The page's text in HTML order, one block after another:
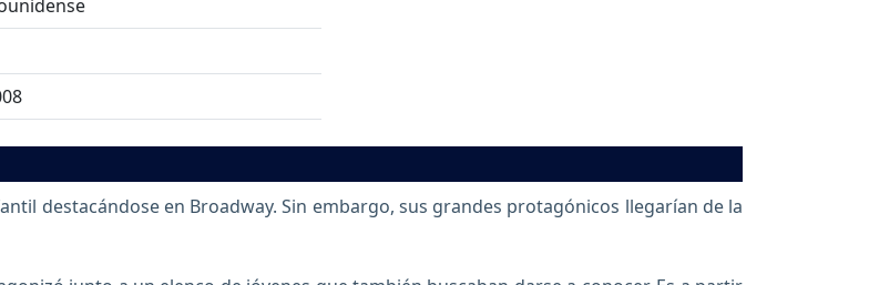
destacándose en Broadway. Sin embargo, sus grandes protagónicos llegarían de la